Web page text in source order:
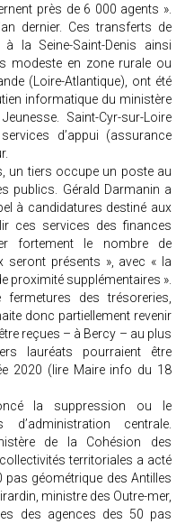
près de 6 000 agents ».
dernier. Ces transferts de
la Seine-Saint-Denis ainsi
modeste en zone rurale ou
(Loire-Atlantique), ont été
informatique du ministère
Saint-Cyr-sur-Loire
d’appui (assurance
un tiers occupe un poste au
publics. Gérald Darmanin a
à candidatures destiné aux
ces services des finances
fortement le nombre de
présents », avec « la
proximité supplémentaires ».
des trésoreries,
donc partiellement revenir
reçues – à Bercy – au plus
lauréats pourraient être
2020 (lire Maire info du 18
la suppression ou le
centrale.
de la Cohésion des
territoriales a acté
géométrique des Antilles
ministre des Outre-mer,
des agences des 50 pas